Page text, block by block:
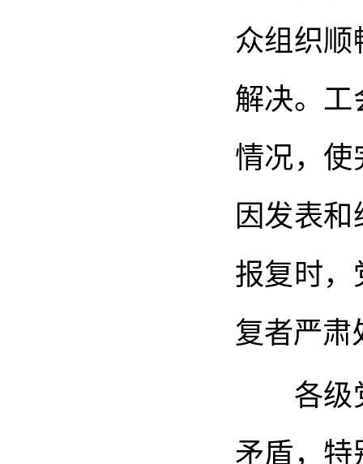
众组织顺
解决。工
情况，使
因发表
报复时，
复者严肃
各级党
矛盾，特